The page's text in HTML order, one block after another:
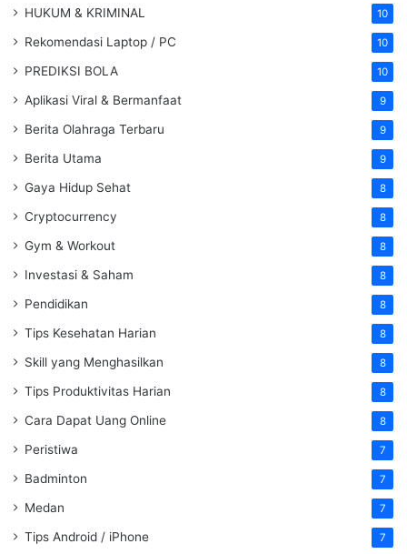
HUKUM & KRIMINAL 10
Rekomendasi Laptop / PC 10
PREDIKSI BOLA 10
Aplikasi Viral & Bermanfaat 9
Berita Olahraga Terbaru 9
Berita Utama 9
Gaya Hidup Sehat 8
Cryptocurrency 8
Gym & Workout 8
Investasi & Saham 8
Pendidikan 8
Tips Kesehatan Harian 8
Skill yang Menghasilkan 8
Tips Produktivitas Harian 8
Cara Dapat Uang Online 8
Peristiwa 7
Badminton 7
Medan 7
Tips Android / iPhone 7